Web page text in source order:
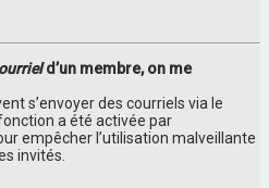
d’un membre, on me
s’envoyer des courriels via le
a été activée par
empêcher l’utilisation malveillante
invités.